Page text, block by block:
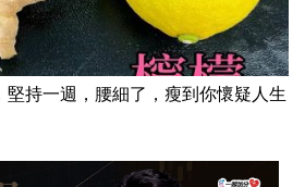
堅持一週，腰細了，瘦到你懷疑人生